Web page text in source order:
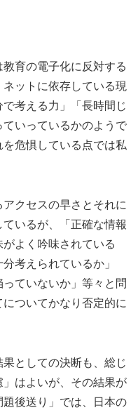
育の電子化に反対する
ットに依存している現
考える力」「長時間じ
いっているかのようで
危惧している点では私
クセスの早さとそれに
いるが、「正確な情報
よく吟味されている
考えられているか」
っていないか」等々と問
ついてかなり否定的に
としての決断も、総じ
はよいが、その結果が
後送り」では、日本の